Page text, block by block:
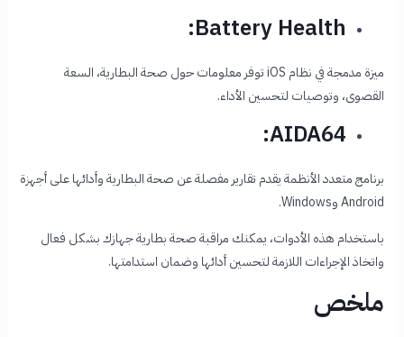
Battery Health:
ميزة مدمجة في نظام iOS توفر معلومات حول صحة البطارية، السعة
القصوى، وتوصيات لتحسين الأداء.
AIDA64:
برنامج متعدد الأنظمة يقدم تقارير مفصلة عن صحة البطارية وأدائها على أجهزة
Android وWindows.
باستخدام هذه الأدوات، يمكنك مراقبة صحة بطارية جهازك بشكل فعال
واتخاذ الإجراءات اللازمة لتحسين أدائها وضمان استدامتها.
ملخص